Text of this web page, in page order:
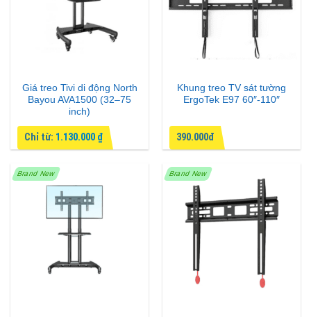
Giá treo Tivi di động North
Bayou AVA1500 (32–75
inch)
Chỉ từ: 1.130.000 ₫
Khung treo TV sát tường
ErgoTek E97 60″-110″
390.000đ
Brand New Brand New